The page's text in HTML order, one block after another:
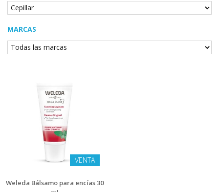
MARCAS
VENTA
Weleda Bálsamo para encías 30